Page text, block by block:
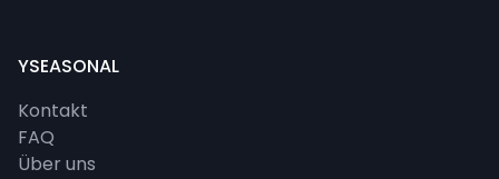
YSEASONAL
Kontakt
FAQ
Über uns